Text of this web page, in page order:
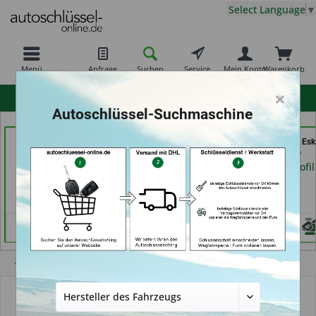
Menü Anfrage Suchen Service Warenkorb
Mein Konto
Select Language ▼
Gelsenkirchen)
Händlerprofil
GSB Produktions GmbH
(in Pfäffikon)
Händlerprofil
Shoes & Keys by
Erlangen)
Händlerprofil
×
Autoschlüssel-Suchmaschine